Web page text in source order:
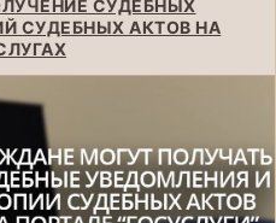
СУДЕБНЫХ
СУДЕБНЫХ АКТОВ НА